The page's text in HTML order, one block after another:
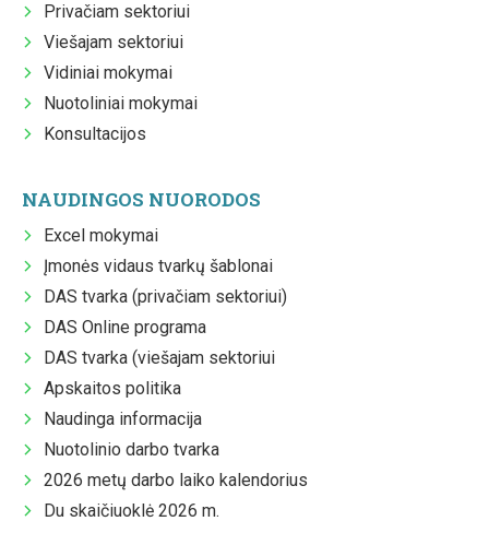
Privačiam sektoriui
Viešajam sektoriui
Vidiniai mokymai
Nuotoliniai mokymai
Konsultacijos
NAUDINGOS NUORODOS
Excel mokymai
Įmonės vidaus tvarkų šablonai
DAS tvarka (privačiam sektoriui)
DAS Online programa
DAS tvarka (viešajam sektoriui
Apskaitos politika
Naudinga informacija
Nuotolinio darbo tvarka
2026 metų darbo laiko kalendorius
Du skaičiuoklė 2026 m.